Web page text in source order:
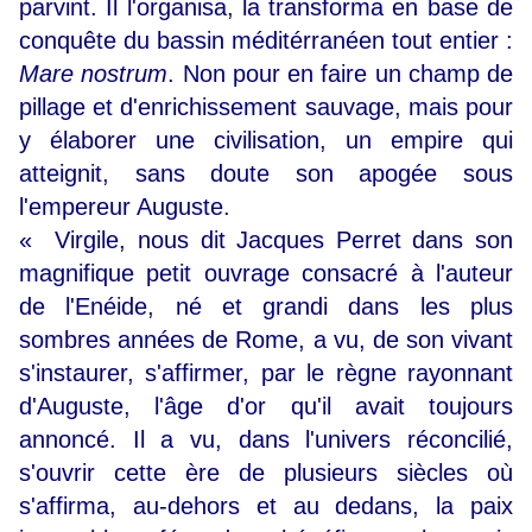
parvint. Il l'organisa, la transforma en base de
conquête du bassin méditérranéen tout entier :
Mare nostrum. Non pour en faire un champ de
pillage et d'enrichissement sauvage, mais pour
y élaborer une civilisation, un empire qui
atteignit, sans doute son apogée sous
l'empereur Auguste.
« Virgile, nous dit Jacques Perret dans son
magnifique petit ouvrage consacré à l'auteur
de l'Enéide, né et grandi dans les plus
sombres années de Rome, a vu, de son vivant
s'instaurer, s'affirmer, par le règne rayonnant
d'Auguste, l'âge d'or qu'il avait toujours
annoncé. Il a vu, dans l'univers réconcilié,
s'ouvrir cette ère de plusieurs siècles où
s'affirma, au-dehors et au dedans, la paix